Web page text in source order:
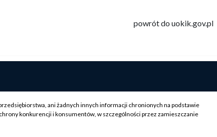
powrót do uokik.gov.pl
ani żadnych innych informacji chronionych na podstawie
konkurencji i konsumentów, w szczególności przez zamieszczanie